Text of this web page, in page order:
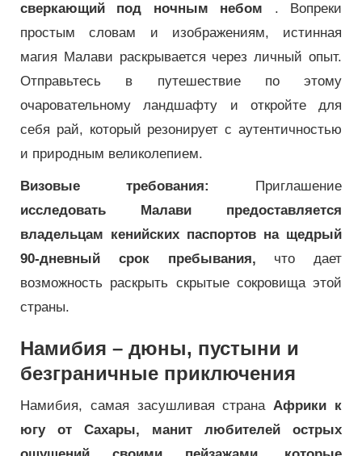
сверкающий под ночным небом . Вопреки
простым словам и изображениям, истинная
магия Малави раскрывается через личный опыт.
Отправьтесь в путешествие по этому
очаровательному ландшафту и откройте для
себя рай, который резонирует с аутентичностью
и природным великолепием.
Визовые требования:
Приглашение
исследовать Малави предоставляется
владельцам кенийских паспортов на щедрый
90-дневный срок пребывания, что дает
возможность раскрыть скрытые сокровища этой
страны.
Намибия – дюны, пустыни и
безграничные приключения
Намибия, самая засушливая странаАфрики к
югу от Сахары, манит любителей острых